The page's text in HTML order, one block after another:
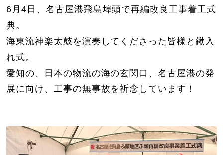
6月4日、名古屋港飛島埠頭で再編改良工事着工式
典。
海東流神楽太鼓を演奏してくださった皆様と鍬入
れ式。
愛知の、日本の物流の海の玄関口、名古屋港の発
展に向け、工事の無事故を祈念しています！